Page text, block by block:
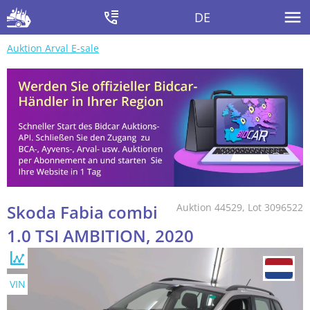
DE
Auktion Arval E-sale
Auktion 44529, Lot 3096522
Skoda Fabia combi
1.0 TSI AMBITION, 2020
VIN